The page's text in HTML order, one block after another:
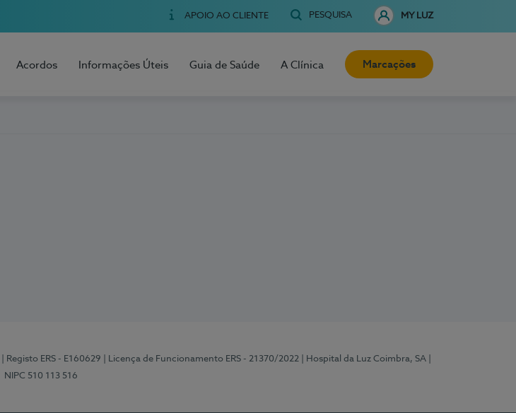
APOIO AO CLIENTE PESQUISA MY LUZ
Acordos Informações Úteis Guia de Saúde A Clínica Marcações
| Registo ERS - E160629 | Licença de Funcionamento ERS - 21370/2022 | Hospital da Luz Coimbra, SA
NIPC 510 113 516